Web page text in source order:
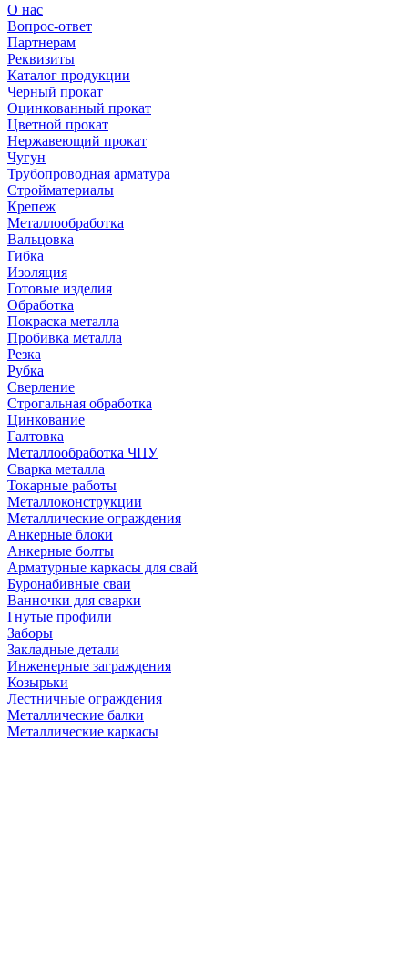
О нас
Вопрос-ответ
Партнерам
Реквизиты
Каталог продукции
Черный прокат
Оцинкованный прокат
Цветной прокат
Нержавеющий прокат
Чугун
Трубопроводная арматура
Стройматериалы
Крепеж
Металлообработка
Вальцовка
Гибка
Изоляция
Готовые изделия
Обработка
Покраска металла
Пробивка металла
Резка
Рубка
Сверление
Строгальная обработка
Цинкование
Галтовка
Металлообработка ЧПУ
Сварка металла
Токарные работы
Металлоконструкции
Металлические ограждения
Анкерные блоки
Анкерные болты
Арматурные каркасы для свай
Буронабивные сваи
Ванночки для сварки
Гнутые профили
Заборы
Закладные детали
Инженерные заграждения
Козырьки
Лестничные ограждения
Металлические балки
Металлические каркасы